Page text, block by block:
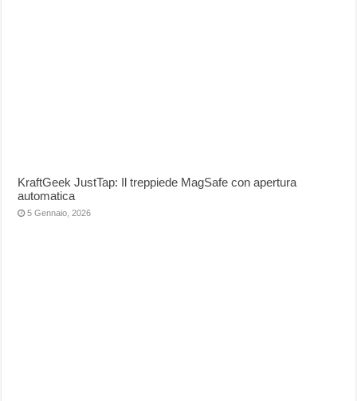
KraftGeek JustTap: Il treppiede MagSafe con apertura
automatica
5 Gennaio, 2026